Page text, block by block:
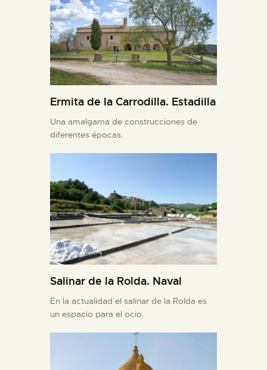
Ermita de la Carrodilla. Estadilla
Una amalgama de construcciones de
diferentes épocas.
Salinar de la Rolda. Naval
En la actualidad el salinar de la Rolda es
un espacio para el ocio.